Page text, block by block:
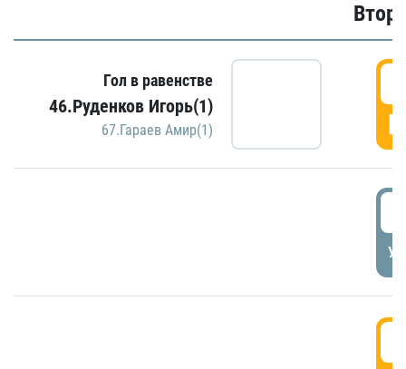
Гол в равенстве
46.Руденков Игорь(1)
67.Гараев Амир(1)